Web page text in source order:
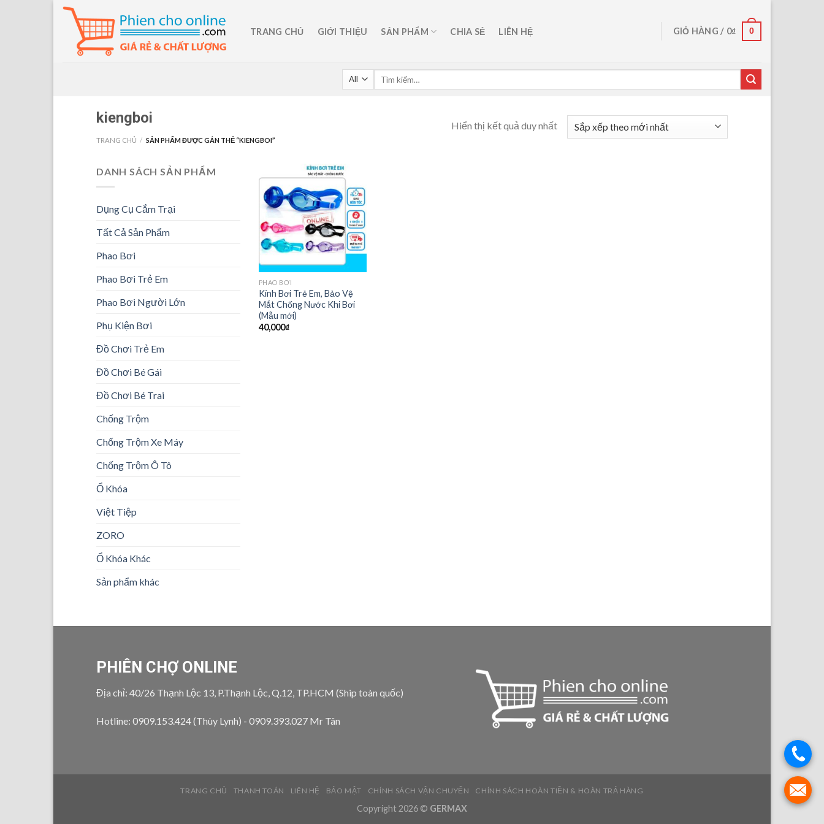
Skip
content
TRANG CHỦ GIỚI THIỆU SẢN PHẨM CHIA SẺ LIÊN HỆ GIỎ HÀNG / 0₫ 0
kiengboi
TRANG CHỦ / SẢN PHẨM ĐƯỢC GẮN THẺ “KIENGBOI”
Hiển thị kết quả duy nhất
DANH SÁCH SẢN PHẨM
Dụng Cụ Cắm Trại
Tất Cả Sản Phẩm
Phao Bơi
Phao Bơi Trẻ Em
Phao Bơi Người Lớn
Phụ Kiện Bơi
Đồ Chơi Trẻ Em
Đồ Chơi Bé Gái
Đồ Chơi Bé Trai
Chống Trộm
Chống Trộm Xe Máy
Chống Trộm Ô Tô
Ổ Khóa
Việt Tiệp
ZORO
Ổ Khóa Khác
Sản phẩm khác
Add to
wishlist
PHAO BƠI
Kính Bơi Trẻ Em, Bảo Vệ
Mắt Chống Nước Khi Bơi
(Mẫu mới)
40,000₫
PHIÊN CHỢ ONLINE
Địa chỉ: 40/26 Thạnh Lộc 13, P.Thạnh Lộc, Q.12, TP.HCM (Ship toàn quốc)
Hotline: 0909.153.424 (Thùy Lynh) - 0909.393.027 Mr Tân
TRANG CHỦ THANH TOÁN LIÊN HỆ BẢO MẬT CHÍNH SÁCH VẬN CHUYỂN CHÍNH SÁCH HOÀN TIỀN & HOÀN TRẢ HÀNG
Copyright 2026 © GERMAX